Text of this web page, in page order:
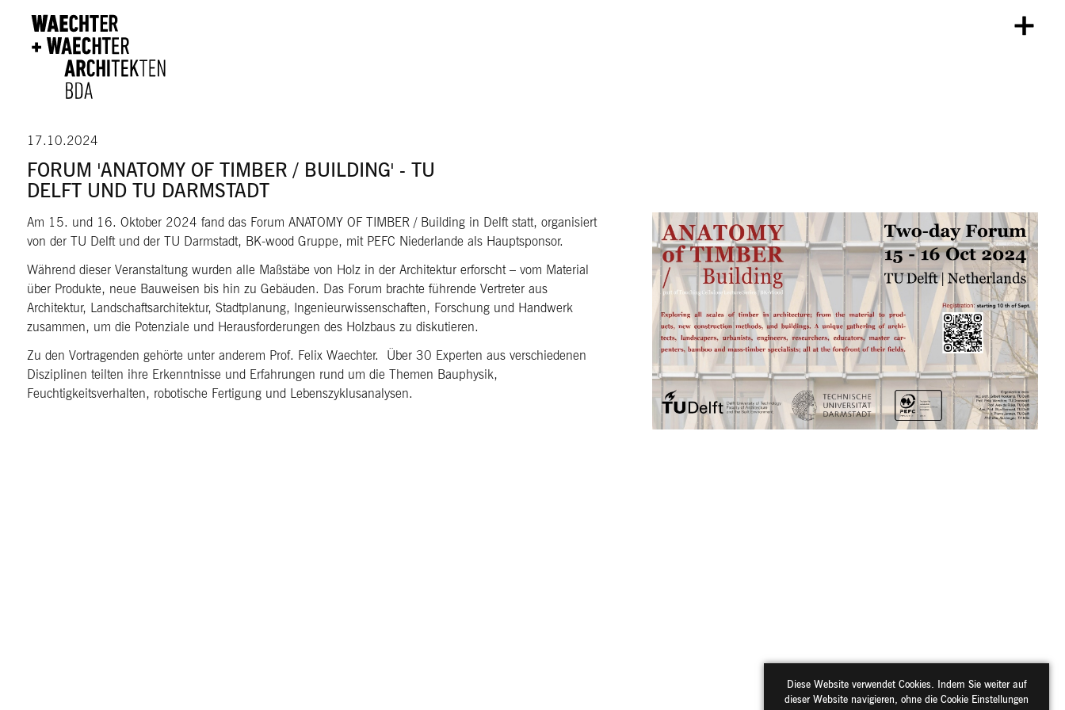
17.10.2024
FORUM 'ANATOMY OF TIMBER / BUILDING' - TU
DELFT UND TU DARMSTADT
Am 15. und 16. Oktober 2024 fand das Forum ANATOMY OF TIMBER / Building in Delft statt, organisiert
von der TU Delft und der TU Darmstadt, BK-wood Gruppe, mit PEFC Niederlande als Hauptsponsor.
Während dieser Veranstaltung wurden alle Maßstäbe von Holz in der Architektur erforscht – vom Material
über Produkte, neue Bauweisen bis hin zu Gebäuden. Das Forum brachte führende Vertreter aus
Architektur, Landschaftsarchitektur, Stadtplanung, Ingenieurwissenschaften, Forschung und Handwerk
zusammen, um die Potenziale und Herausforderungen des Holzbaus zu diskutieren.
Zu den Vortragenden gehörte unter anderem Prof. Felix Waechter. Über 30 Experten aus verschiedenen
Disziplinen teilten ihre Erkenntnisse und Erfahrungen rund um die Themen Bauphysik,
Feuchtigkeitsverhalten, robotische Fertigung und Lebenszyklusanalysen.
Diese Website verwendet Cookies. Indem Sie weiter auf
dieser Website navigieren, ohne die Cookie Einstellungen